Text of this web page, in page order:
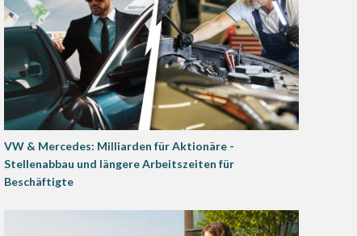
VW & Mercedes: Milliarden für Aktionäre -
Stellenabbau und längere Arbeitszeiten für
Beschäftigte